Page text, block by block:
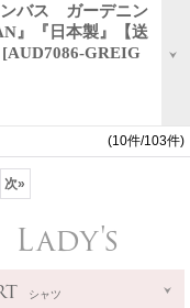
ンバス ガーデニン
』『日本製』【送
[AUD7086-GREIG
(10件/103件)
次»
Lady's
シャツ